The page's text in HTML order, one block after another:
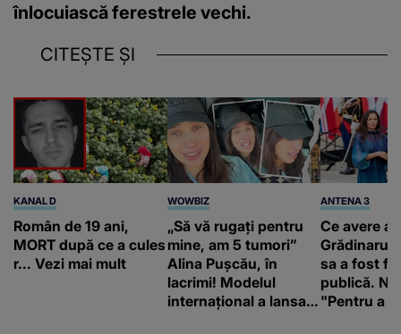
înlocuiască ferestrele vechi.
CITEȘTE ȘI
KANAL D
Român de 19 ani,
MORT după ce a cules
r... Vezi mai mult
WOWBIZ
„Să vă rugați pentru
mine, am 5 tumori”
Alina Pușcău, în
lacrimi! Modelul
internațional a lansat
ANTENA 3
Ce avere
Grădinaru.
sa a fost
publică.
"Pentru a